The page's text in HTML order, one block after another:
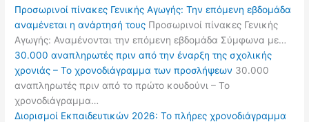
Προσωρινοί πίνακες Γενικής Αγωγής: Την επόμενη εβδομάδα
αναμένεται η ανάρτησή τους Προσωρινοί πίνακες Γενικής
Αγωγής: Αναμένονται την επόμενη εβδομάδα Σύμφωνα με…
30.000 αναπληρωτές πριν από την έναρξη της σχολικής
χρονιάς – Το χρονοδιάγραμμα των προσλήψεων 30.000
αναπληρωτές πριν από το πρώτο κουδούνι – Το
χρονοδιάγραμμα…
Διορισμοί Εκπαιδευτικών 2026: Το πλήρες χρονοδιάγραμμα